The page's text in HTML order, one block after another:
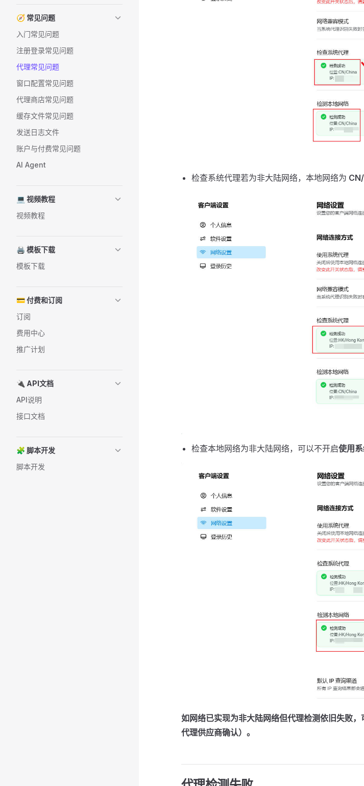
🧭 常见问题
入门常见问题
注册登录常见问题
代理常见问题
窗口配置常见问题
代理商店常见问题
缓存文件常见问题
发送日志文件
账户与付费常见问题
AI Agent
💻 视频教程
视频教程
🖨️ 模板下载
模板下载
💳 付费和订阅
订阅
费用中心
推广计划
🔌 API文档
API说明
接口文档
🧩 脚本开发
脚本开发
检查系统代理若为非大陆网络，本地网络为
检查本地网络为非大陆网络，可以不开启使用
如网络已实现为非大陆网络但代理检测依旧失败
代理供应商确认）。